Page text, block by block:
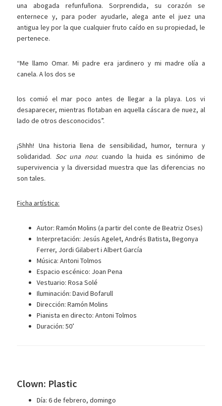
una abogada refunfuñona. Sorprendida, su corazón se
enternece y, para poder ayudarle, alega ante el juez una
antigua ley por la que cualquier fruto caído en su propiedad, le
pertenece.
“Me llamo Omar. Mi padre era jardinero y mi madre olía a
canela. A los dos se
los comió el mar poco antes de llegar a la playa. Los vi
desaparecer, mientras flotaban en aquella cáscara de nuez, al
lado de otros desconocidos”.
¡Shhh! Una historia llena de sensibilidad, humor, ternura y
solidaridad. Soc una nou: cuando la huida es sinónimo de
supervivencia y la diversidad muestra que las diferencias no
son tales.
Ficha artística:
Autor: Ramón Molins (a partir del conte de Beatriz Oses)
Interpretación: Jesús Agelet, Andrés Batista, Begonya
Ferrer, Jordi Gilabert i Albert García
Música: Antoni Tolmos
Espacio escénico: Joan Pena
Vestuario: Rosa Solé
Iluminación: David Bofarull
Dirección: Ramón Molins
Pianista en directo: Antoni Tolmos
Duración: 50’
Clown: Plastic
Día: 6 de febrero, domingo